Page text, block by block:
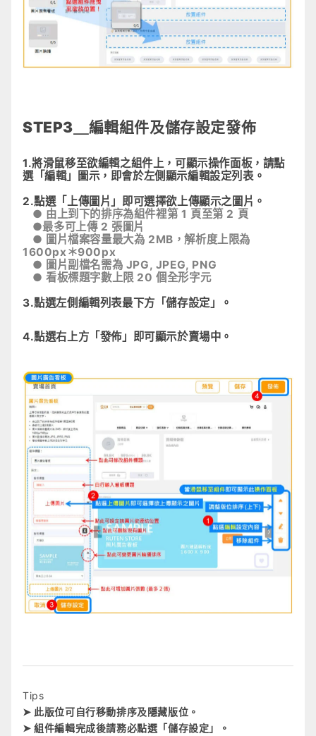
STEP3＿編輯組件及儲存設定發佈
1.將滑鼠移至欲編輯之組件上，可顯示操作面板，請點
選「編輯」圖示，即會於左側顯示編輯設定列表。
2.點選「上傳圖片」即可選擇欲上傳顯示之圖片。
● 由上到下的排序為組件裡第 1 頁至第 2 頁
●最多可上傳 2 張圖片
● 圖片檔案容量最大為 2MB，解析度上限為
1600px＊900px
● 圖片副檔名需為 JPG, JPEG, PNG
● 看板標題字數上限 20 個全形字元
3.點選左側編輯列表最下方「儲存設定」。
4.點選右上方「發佈」即可顯示於賣場中。
Tips
➤ 此版位可自行移動排序及隱藏版位。
➤ 組件編輯完成後請務必點選「儲存設定」。